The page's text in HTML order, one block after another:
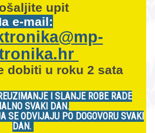
upit
e-mail:
dobiti u roku 2 sata
I SLANJE ROBE RADE
SVAKI DAN.
SE ODVIJAJU PO DOGOVORU SVAKI
DAN.